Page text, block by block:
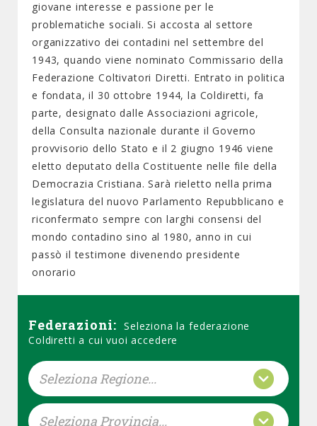
giovane interesse e passione per le
problematiche sociali. Si accosta al settore
organizzativo dei contadini nel settembre del
1943, quando viene nominato Commissario della
Federazione Coltivatori Diretti. Entrato in politica
e fondata, il 30 ottobre 1944, la Coldiretti, fa
parte, designato dalle Associazioni agricole,
della Consulta nazionale durante il Governo
provvisorio dello Stato e il 2 giugno 1946 viene
eletto deputato della Costituente nelle file della
Democrazia Cristiana. Sarà rieletto nella prima
legislatura del nuovo Parlamento Repubblicano e
riconfermato sempre con larghi consensi del
mondo contadino sino al 1980, anno in cui
passò il testimone divenendo presidente
onorario
Federazioni: Seleziona la federazione
Coldiretti a cui vuoi accedere